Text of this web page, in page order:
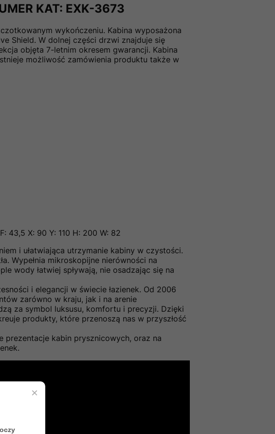
KAT: EXK-3673
wykończeniu. Kabina wyposażona
Shield. W dolnej części drzwi znajduje się
objęta 7-letnim okresem gwarancji. Kabina
możliwość zamówienia produktu także w
43,5 X: 90 Y: 110 H: 200 W: 82
i ułatwiająca utrzymanie kabiny w czystości.
Wypełnia mikroskopijne nierówności na
wody łatwiej spływają, nie osadzając się na
i elegancji w świecie łazienek. Od 2006
zarówno w kraju, jak i na arenie
za symbol luksusu, komfortu i precyzji. Dzięki
produkty, które przenoszą nas w przyszłość
prezentacje kabin prysznicowych, oraz na
×